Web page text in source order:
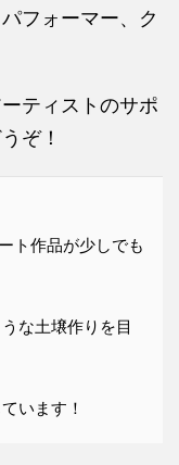
フォーマー、ク
ティストのサポ
ぞ！
ト作品が少しでも
な土壌作りを目
います！